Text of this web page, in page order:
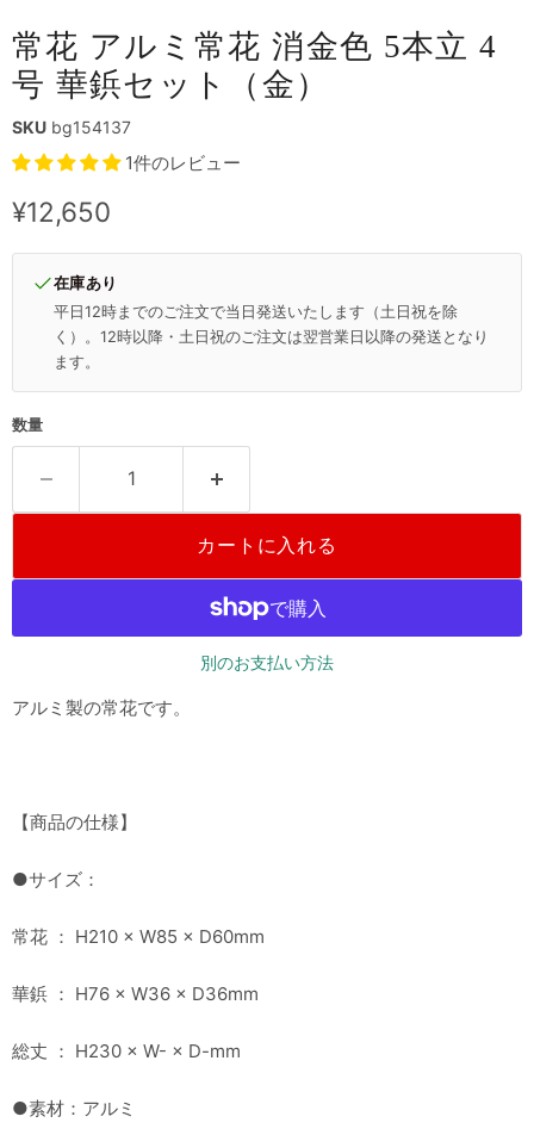
常花 アルミ常花 消金色 5本立 4
号 華鋲セット（金）
SKU bg154137
1件のレビュー
現在の価格
¥12,650
在庫あり
平日12時までのご注文で当日発送いたします（土日祝を除
く）。12時以降・土日祝のご注文は翌営業日以降の発送となり
ます。
数量
カートに入れる
別のお支払い方法
アルミ製の常花です。
【商品の仕様】
●サイズ：
常花 ： H210 × W85 × D60mm
華鋲 ： H76 × W36 × D36mm
総丈 ： H230 × W- × D-mm
●素材：アルミ